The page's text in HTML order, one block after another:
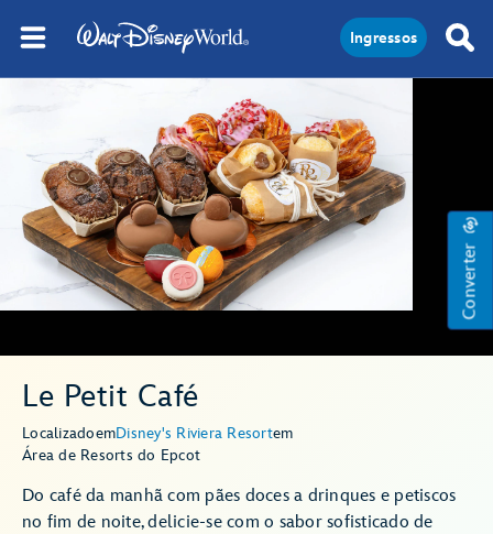
Ingressos
Converter
Le Petit Café
LocalizadoemDisney's Riviera Resortem
Área de Resorts do Epcot
Do café da manhã com pães doces a drinques e petiscos
no fim de noite, delicie-se com o sabor sofisticado de